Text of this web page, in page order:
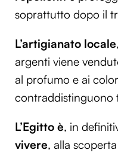
soprattutto dopo il
L’artigianato locale
argenti viene
al profumo e ai
contraddistinguono
L’Egitto è, in
vivere, alla